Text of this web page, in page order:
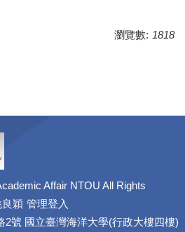
瀏覽數: 1818
Affair NTOU All Rights
穎 管理登入
2號 國立臺灣海洋大學(行政大樓四樓)